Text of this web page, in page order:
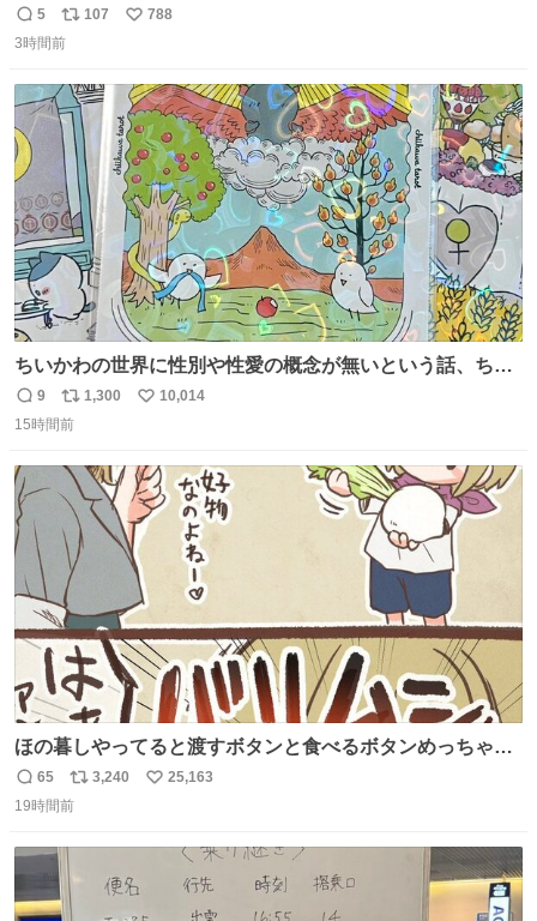
パフェ」キラキラ輝く水面ジュレ添え - fashion-
press.net/news/149567
返
信
5
リ
ポ
ト
数
107
い
数
788
3時間前
ちいかわの世界に性別や性愛の概念が無いという話、ちい
かわタロットでも恋人・女帝・女教皇あたりは性別を意識
させないように描かれてるんだよね。かなり徹底している
返
信
9
リ
ポ
ト
数
1,300
い
数
10,014
15時間前
ほの暮しやってると渡すボタンと食べるボタンめっちゃ間
違えるんやけど
返
信
65
リ
ポ
ト
数
3,240
い
25,163
19時間前